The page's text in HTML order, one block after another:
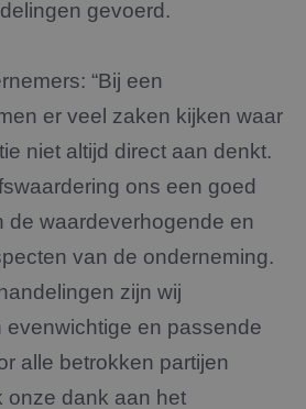
gevoerd.
“Bij een
er veel zaken kijken waar
niet altijd direct aan denkt.
ons een goed
de waardeverhogende en
van de onderneming.
zijn wij
evenwichtige en passende
alle betrokken partijen
onze dank aan het